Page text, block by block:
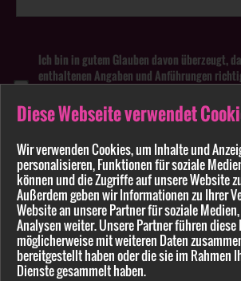
Diese Webseite verwendet
Wir verwenden Cookies, um Inhalte und
personalisieren, Funktionen für soziale
können und die Zugriffe auf unsere Website
Außerdem geben wir Informationen zu Ihrer
Website an unsere Partner für soziale
Analysen weiter. Unsere Partner führen
möglicherweise mit weiteren Daten
bereitgestellt haben oder die sie im Rahmen
Dienste gesammelt haben.
Ich bin in gutem Glauben davon überzeugt,
enthaltenen Angaben und Anführungen
rechtswidrigen Inhalten können strafbar
Bitte beachten Sie unsereDatenschutzerklärung.